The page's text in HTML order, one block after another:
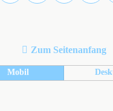
Zum Seitenanfang
Mobil